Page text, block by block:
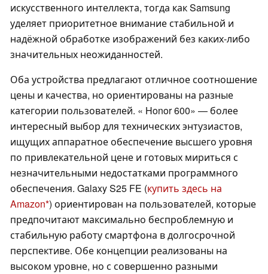
искусственного интеллекта, тогда как Samsung
уделяет приоритетное внимание стабильной и
надёжной обработке изображений без каких-либо
значительных неожиданностей.
Оба устройства предлагают отличное соотношение
цены и качества, но ориентированы на разные
категории пользователей. « Honor 600» — более
интересный выбор для технических энтузиастов,
ищущих аппаратное обеспечение высшего уровня
по привлекательной цене и готовых мириться с
незначительными недостатками программного
обеспечения. Galaxy S25 FE (купить здесь на
Amazon ) ориентирован на пользователей, которые
предпочитают максимально беспроблемную и
стабильную работу смартфона в долгосрочной
перспективе. Обе концепции реализованы на
высоком уровне, но с совершенно разными